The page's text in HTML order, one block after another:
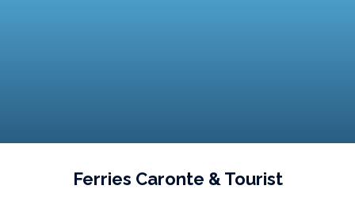
Ferries Caronte & Tourist